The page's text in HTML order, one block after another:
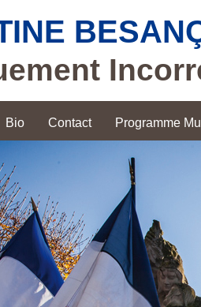
Bio Contact Programme